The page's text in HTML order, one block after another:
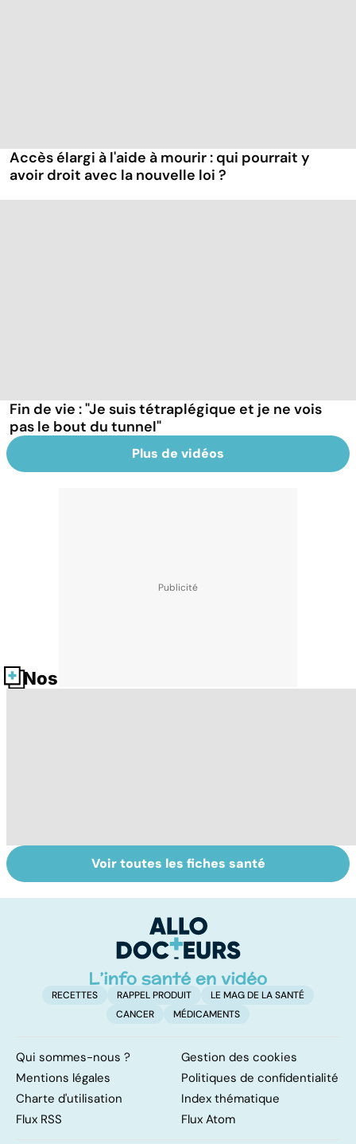
Accès élargi à l'aide à mourir : qui pourrait y
avoir droit avec la nouvelle loi ?
Fin de vie : "Je suis tétraplégique et je ne vois
pas le bout du tunnel"
Plus de vidéos
Nos fiches santé
Fin de vie : de la
loi Leonetti à
Tout savoir sur
les infections
Voir toutes les fiches santé
RECETTES RAPPEL PRODUIT
LE MAG DE LA SANTÉ
CANCER
MÉDICAMENTS
Qui sommes-nous ?
Gestion des cookies
Mentions légales
Politiques de confidentialité
Charte d'utilisation
Index thématique
Flux RSS
Flux Atom